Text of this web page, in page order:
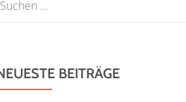
BEITRÄGE